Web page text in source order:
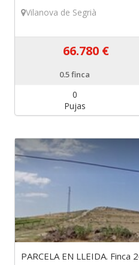
Vilanova de Segrià
66.780 €
0.5finca
0
Pujas
PARCELA EN LLEIDA.